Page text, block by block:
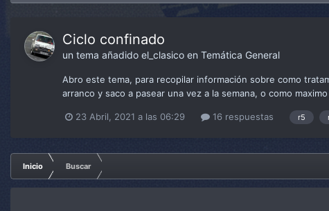
Ciclo confinado
un tema añadido el_clasico en Temática General
Abro este tema, para recopilar información sobre como
arranco y saco a pasear una vez a la semana, o como
23 Abril, 2021 a las 06:29 16 respuestas r5
Inicio Buscar